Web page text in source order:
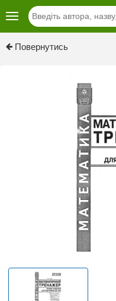
Повернутись